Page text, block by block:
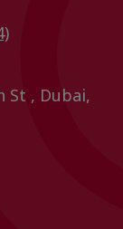
St , Dubai,